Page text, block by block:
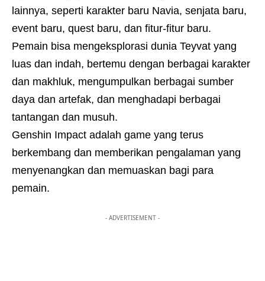
lainnya, seperti karakter baru Navia, senjata baru,
event baru, quest baru, dan fitur-fitur baru.
Pemain bisa mengeksplorasi dunia Teyvat yang
luas dan indah, bertemu dengan berbagai karakter
dan makhluk, mengumpulkan berbagai sumber
daya dan artefak, dan menghadapi berbagai
tantangan dan musuh.
Genshin Impact adalah game yang terus
berkembang dan memberikan pengalaman yang
menyenangkan dan memuaskan bagi para
pemain.
- ADVERTISEMENT -